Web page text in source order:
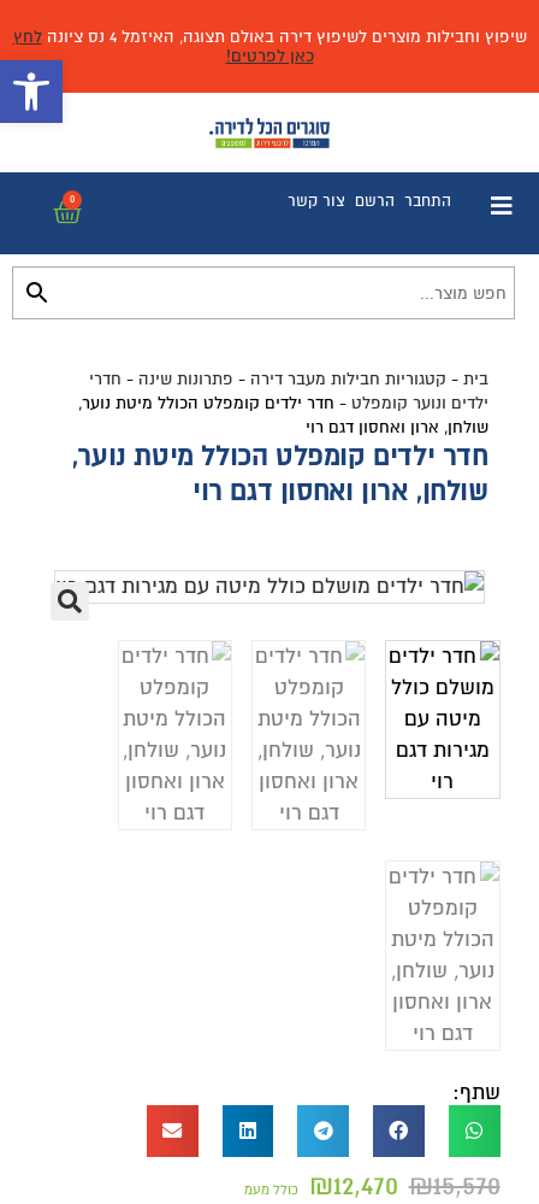
שיפוץ וחבילות מוצרים לשיפוץ דירה באולם תצוגה, האיזמל 4 נס ציונה
לחץ
כאן לפרטים!
התחבר הרשם צור קשר 0
בית - קטגוריות חבילות מעבר דירה - פתרונות שינה - חדרי
ילדים ונוער קומפלט - חדר ילדים קומפלט הכולל מיטת נוער,
שולחן, ארון ואחסון דגם רוי
חדר ילדים קומפלט הכולל מיטת נוער,
שולחן, ארון ואחסון דגם רוי
שתף:
₪15,570
₪12,470 כולל מעמ